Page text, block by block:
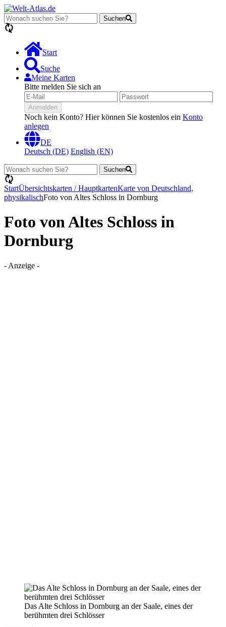
Suchen
Start
Suche
Meine Karten
Bitte melden Sie sich an
Anmelden
Noch kein Konto? Hier können Sie kostenlos ein Konto
anlegen
DE
Deutsch (DE) English (EN)
Suchen
StartÜbersichtskarten / HauptkartenKarte von Deutschland,
physikalischFoto von Altes Schloss in Dornburg
Foto von Altes Schloss in
Dornburg
- Anzeige -
Das Alte Schloss in Dornburg an der Saale, eines der
berühmten drei Schlösser